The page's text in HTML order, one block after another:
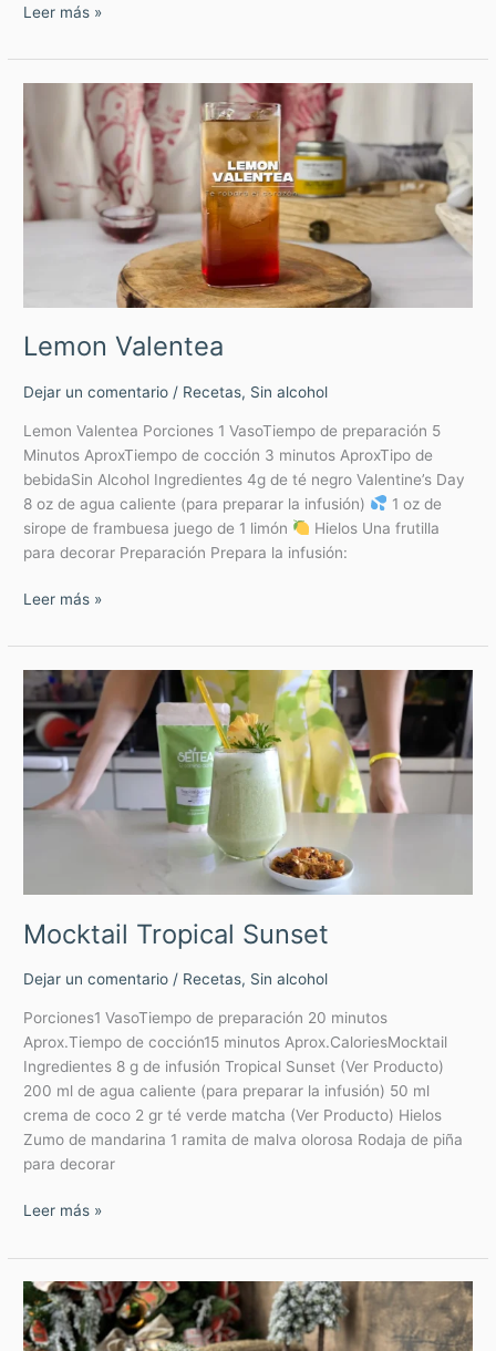
Leer más »
Lemon Valentea
Dejar un comentario / Recetas, Sin alcohol
Lemon Valentea Porciones 1 VasoTiempo de preparación 5
Minutos AproxTiempo de cocción 3 minutos AproxTipo de
bebidaSin Alcohol Ingredientes 4g de té negro Valentine’s Day
8 oz de agua caliente (para preparar la infusión)
1 oz de
sirope de frambuesa juego de 1 limón
Hielos Una frutilla
para decorar Preparación Prepara la infusión:
Valentea
Leer más »
Mocktail Tropical Sunset
Dejar un comentario / Recetas, Sin alcohol
Porciones1 VasoTiempo de preparación 20 minutos
Aprox.Tiempo de cocción15 minutos Aprox.CaloriesMocktail
Ingredientes 8 g de infusión Tropical Sunset (Ver Producto)
200 ml de agua caliente (para preparar la infusión) 50 ml
crema de coco 2 gr té verde matcha (Ver Producto) Hielos
Zumo de mandarina 1 ramita de malva olorosa Rodaja de piña
para decorar
Mocktail
Tropical
Sunset
Leer más »
Rooibos
Tree